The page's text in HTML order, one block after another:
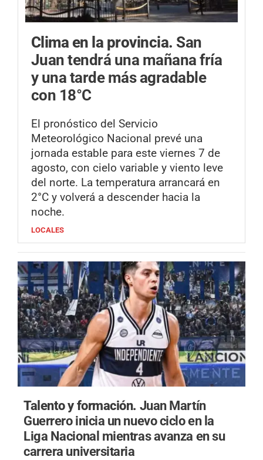
Clima en la provincia. San
Juan tendrá una mañana fría
y una tarde más agradable
con 18°C
El pronóstico del Servicio
Meteorológico Nacional prevé una
jornada estable para este viernes 7 de
agosto, con cielo variable y viento leve
del norte. La temperatura arrancará en
2°C y volverá a descender hacia la
noche.
LOCALES
Talento y formación. Juan Martín
Guerrero inicia un nuevo ciclo en la
Liga Nacional mientras avanza en su
carrera universitaria